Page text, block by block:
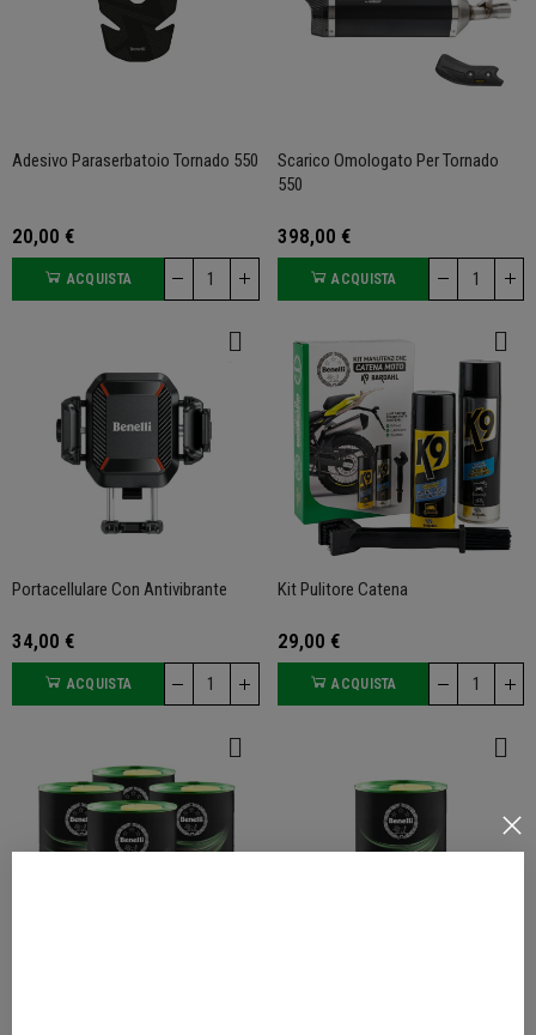
Adesivo Paraserbatoio Tornado 550
20,00 €
ACQUISTA
Scarico Omologato Per Tornado
550
398,00 €
ACQUISTA
Portacellulare Con Antivibrante
34,00 €
ACQUISTA
Kit Pulitore Catena
29,00 €
ACQUISTA